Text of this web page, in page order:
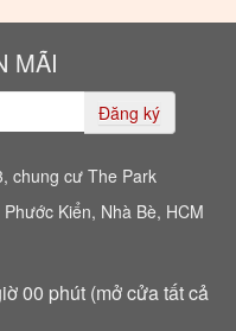
MÃI
Đăng ký
chung cư The Park
Kiển, Nhà Bè, HCM
00 phút (mở cửa tất cả